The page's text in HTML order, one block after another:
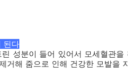
된다
성분이 들어 있어서 모세혈관
거해 줌으로 인해 건강한 모발을